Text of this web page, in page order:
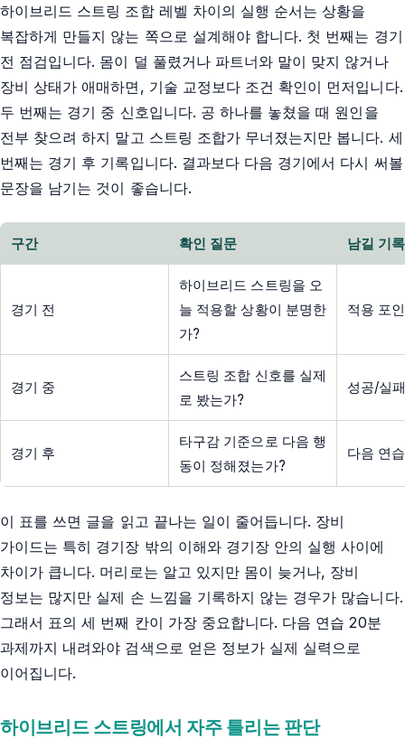
하이브리드 스트링 조합 레벨 차이의 실행 순서는 상황을
복잡하게 만들지 않는 쪽으로 설계해야 합니다. 첫 번째는 경기
전 점검입니다. 몸이 덜 풀렸거나 파트너와 말이 맞지 않거나
장비 상태가 애매하면, 기술 교정보다 조건 확인이 먼저입니다.
두 번째는 경기 중 신호입니다. 공 하나를 놓쳤을 때 원인을
전부 찾으려 하지 말고 스트링 조합가 무너졌는지만 봅니다. 세
번째는 경기 후 기록입니다. 결과보다 다음 경기에서 다시 써볼
문장을 남기는 것이 좋습니다.
구간 확인 질문 남길 기록
경기 전
하이브리드 스트링을 오
늘 적용할 상황이 분명한
가?
적용 포
경기 중
스트링 조합 신호를 실제
로 봤는가?
성공/실
경기 후
타구감 기준으로 다음 행
동이 정해졌는가?
다음 연
이 표를 쓰면 글을 읽고 끝나는 일이 줄어듭니다. 장비
가이드는 특히 경기장 밖의 이해와 경기장 안의 실행 사이에
차이가 큽니다. 머리로는 알고 있지만 몸이 늦거나, 장비
정보는 많지만 실제 손 느낌을 기록하지 않는 경우가 많습니다.
그래서 표의 세 번째 칸이 가장 중요합니다. 다음 연습 20분
과제까지 내려와야 검색으로 얻은 정보가 실제 실력으로
이어집니다.
하이브리드 스트링에서 자주 틀리는 판단